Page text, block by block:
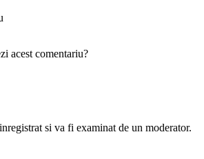
acest comentariu?
si va fi examinat de un moderator.